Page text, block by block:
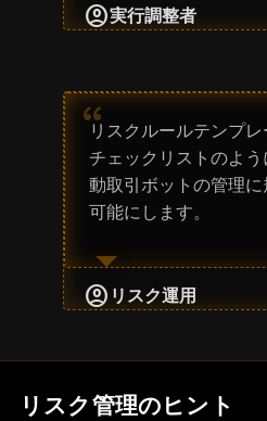
account_circle実行調整者
“リスクルールテンプ
チェックリストのよ
動取引ボットの管理
可能にします。
account_circle リスク運用
リスク管理のヒント